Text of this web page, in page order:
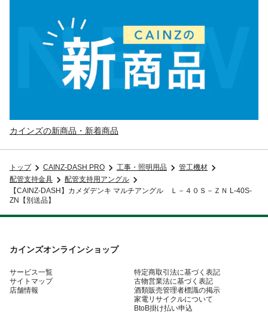
カインズの新商品・新着商品
トップ CAINZ-DASH PRO 工事・照明用品
管工機材
配管支持金具
配管支持用アングル
【CAINZ-DASH】カメダデンキ マルチアングル Ｌ－４０Ｓ－ＺＮ L-40S-
ZN【別送品】
カインズオンラインショップ
サービス一覧
サイトマップ
店舗情報
特定商取引法に基づく表記
古物営業法に基づく表記
酒類販売管理者標識の掲示
家電リサイクルについて
BtoB掛け払い申込